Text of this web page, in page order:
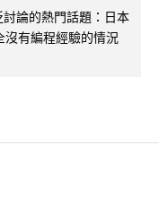
論的熱門話題：日本
有編程經驗的情況